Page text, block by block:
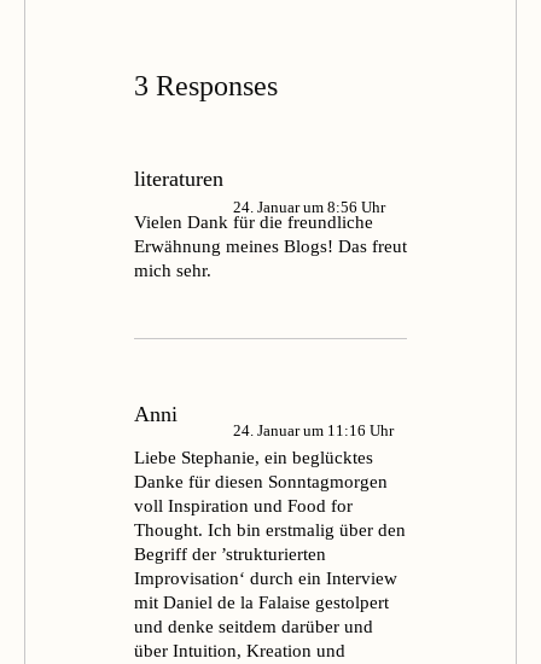
3 Responses
literaturen
24. Januar um 8:56 Uhr
Vielen Dank für die freundliche
Erwähnung meines Blogs! Das freut
mich sehr.
Anni
24. Januar um 11:16 Uhr
Liebe Stephanie, ein beglücktes
Danke für diesen Sonntagmorgen
voll Inspiration und Food for
Thought. Ich bin erstmalig über den
Begriff der ’strukturierten
Improvisation‘ durch ein Interview
mit Daniel de la Falaise gestolpert
und denke seitdem darüber und
über Intuition, Kreation und